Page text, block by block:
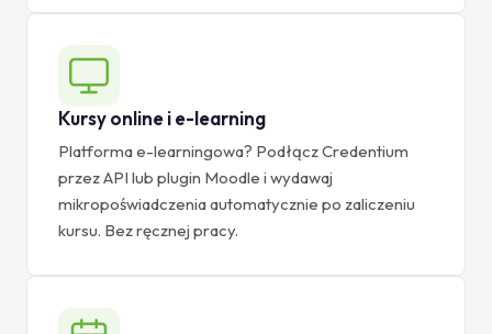
Kursy online i e-learning
Platforma e-learningowa? Podłącz Credentium
przez API lub plugin Moodle i wydawaj
mikropoświadczenia automatycznie po zaliczeniu
kursu. Bez ręcznej pracy.